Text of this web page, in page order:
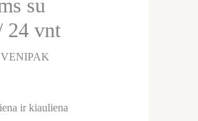
su
24 vnt
ir kiauliena